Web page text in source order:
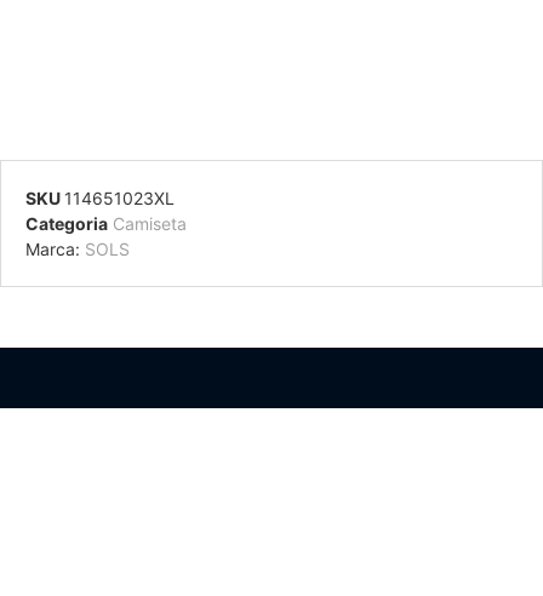
SKU 114651023XL
Categoria Camiseta
Marca: SOLS